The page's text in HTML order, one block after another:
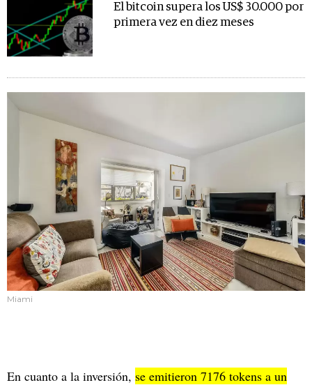
El bitcoin supera los US$ 30.000 por
primera vez en diez meses
Miami
En cuanto a la inversión, se emitieron 7176 tokens a un